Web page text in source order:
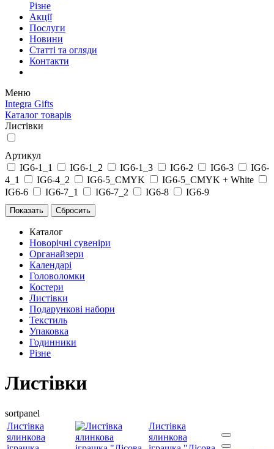
Різне
Акції
Послуги
Новини
Статті та огляди
Контакти
Меню
Integra Gifts
Каталог товарів
Листівки
Артикул
IG6-1_1
IG6-1_2 IG6-1_3 IG6-2 IG6-3
IG6-
4_1
IG6-4_2 IG6-5_CMYK
IG6-5_CMYK + White
IG6-6
IG6-7_1 IG6-7_2 IG6-8 IG6-9
Каталог
Новорічні сувеніри
Органайзери
Календарі
Головоломки
Костери
Листівки
Подарункові набори
Текстиль
Упаковка
Годинники
Різне
Листівки
sortpanel
Листівка
ялинкова
Листівка
ялинкова